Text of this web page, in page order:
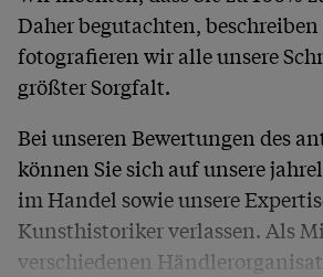
Daher begutachten,
fotografieren wir alle unsere
größter Sorgfalt.
Bei unseren Bewertungen des
können Sie sich auf unsere
im Handel sowie unsere
Kunsthistoriker verlassen. Als
verschiedenen